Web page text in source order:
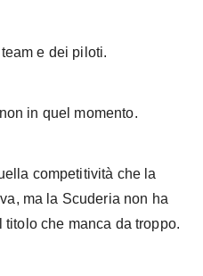
e dei piloti.
in quel momento.
competitività che la
ma la Scuderia non ha
che manca da troppo.